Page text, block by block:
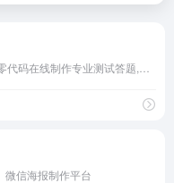
微信海报制作平台